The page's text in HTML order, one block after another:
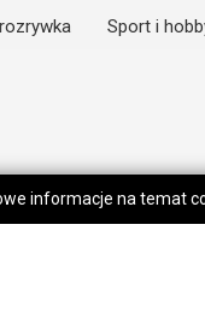
Sport i
informacje na temat